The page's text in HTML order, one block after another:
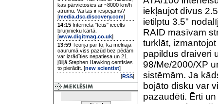
kas pārvietosies ar ~8000 km/h
ātrumu. Vai tas ir iespējams?
[media.dsc.discovery.com]
14:15 Interneta "tētis" iecelts
bruņinieku kārtā.
[www.digitmag.co.uk]
13:59 Teorija par to, ka melnajā
caurumā viss pazūd bez pēdām
var izrādīties nepatiesa un 21.
jūlijā Stephen Hawking centīsies
to pierādīt. [new scientist]
[RSS]
iekļaujot divus
ietilptu 3.5"
RAID masīvam
turklāt,
papildus draiveri
98/Me/2000/XP
sistēmām. Ja
bojāto disku var
pazaudēti. Ērti